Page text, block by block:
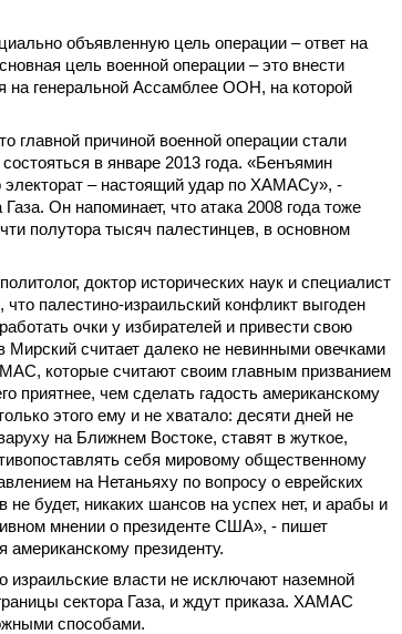
объявленную цель операции – ответ на
цель военной операции – это внести
на генеральной Ассамблее ООН, на которой
причиной военной операции стали
в январе 2013 года. «Бенъямин
электорат – настоящий удар по ХАМАСу», -
Он напоминает, что атака 2008 года тоже
полутора тысяч палестинцев, в основном
доктор исторических наук и специалист
палестино-израильский конфликт выгоден
очки у избирателей и привести свою
считает далеко не невинными овечками
которые считают своим главным призванием
приятнее, чем сделать гадость американскому
этого ему и не хватало: десяти дней не
на Ближнем Востоке, ставят в жуткое,
себя мировому общественному
на Нетаньяху по вопросу о еврейских
будет, никаких шансов на успех нет, и арабы и
мнении о президенте США», - пишет
президенту.
израильские власти не исключают наземной
сектора Газа, и ждут приказа. ХАМАС
способами.